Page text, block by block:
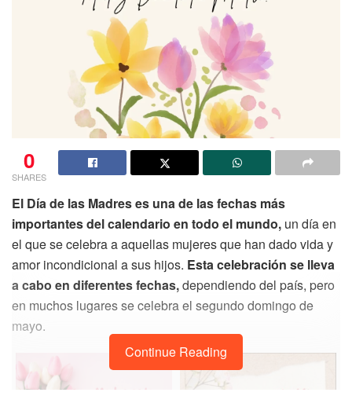
0
SHARES
El Día de las Madres es una de las fechas más
importantes del calendario en todo el mundo, un día en
el que se celebra a aquellas mujeres que han dado vida y
amor incondicional a sus hijos. Esta celebración se lleva
a cabo en diferentes fechas,dependiendo del país, pero
en muchos lugares se celebra el segundo domingo de
mayo.
Continue Reading